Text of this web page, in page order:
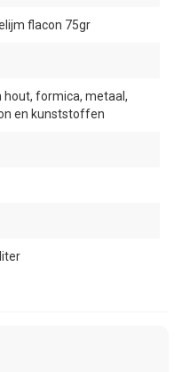
flacon 75gr
hout, formica, metaal,
en kunststoffen